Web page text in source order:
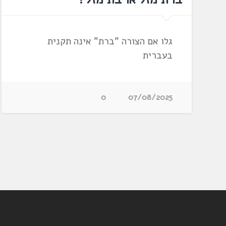
גלו אם הצורה "ברת" אינה תקנית
בעברית
07/08/2025
0